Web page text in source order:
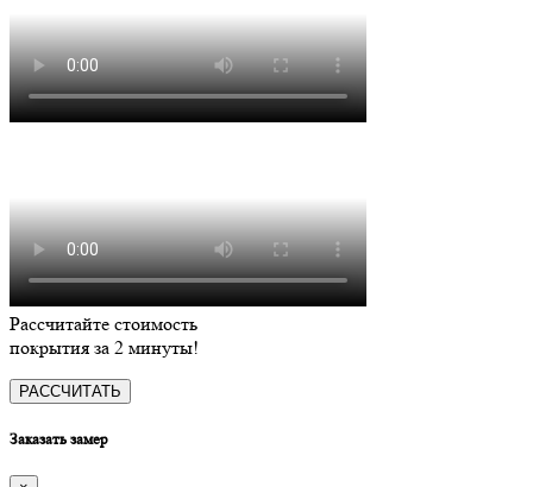
Рассчитайте стоимость
покрытия за 2 минуты!
РАССЧИТАТЬ
Заказать замер